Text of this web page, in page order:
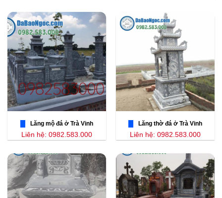
Lăng mộ đá ở Trà Vinh
Liên hệ: 0982.583.000
Lăng thờ đá ở Trà Vinh
Liên hệ: 0982.583.000